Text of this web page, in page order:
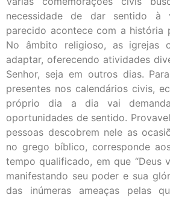
necessidade de dar sentido à
parecido acontece com a história
No âmbito religioso, as igrejas
adaptar, oferecendo atividades
Senhor, seja em outros dias.
presentes nos calendários civis,
próprio dia a dia vai
oportunidades de sentido.
pessoas descobrem nele as
no grego bíblico, corresponde
tempo qualificado, em que “Deus
manifestando seu poder e sua
das inúmeras ameaças pelas